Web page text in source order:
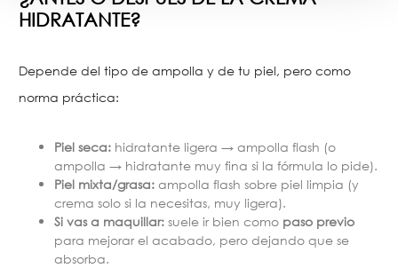
HIDRATANTE?
Depende del tipo de ampolla y de tu piel, pero como
norma práctica:
Piel seca:hidratante ligera → ampolla flash (o
ampolla → hidratante muy fina si la fórmula lo pide).
Piel mixta/grasa:ampolla flash sobre piel limpia (y
crema solo si la necesitas, muy ligera).
Si vas a maquillar:suele ir bien como paso previo
para mejorar el acabado, pero dejando que se
absorba.